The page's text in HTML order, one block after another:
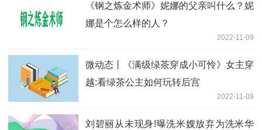
《钢之炼金术师》妮娜的父亲叫什么？妮
娜是个怎么样的人？
2022-11-09
微动态丨《满级绿茶穿成小可怜》女主穿
越:看绿茶公主如何玩转后宫
2022-11-09
刘碧丽从未现身!曝洗米嫂放弃为洗米华